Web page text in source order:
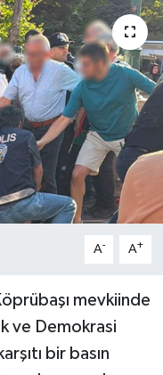
A- A+
mevkiinde
ve Demokrasi
bir basın